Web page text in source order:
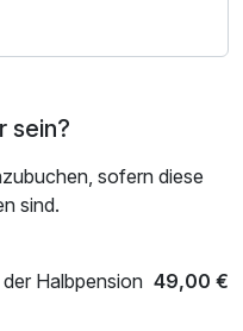
einladen. Die idyllische
Parks – Ostern am
sein?
sofern diese
sind.
Halbpension 49,00 €